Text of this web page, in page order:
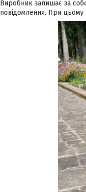
Виробник залишає за
повідомлення. При цьому